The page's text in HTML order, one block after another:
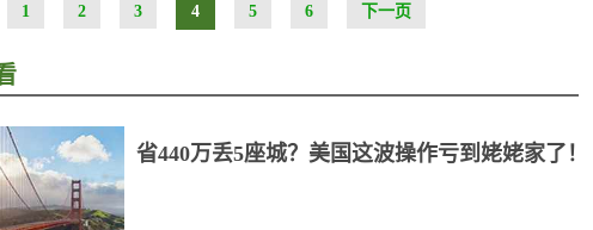
1 2 3 4 5 6 下一页
省440万丢5座城？美国这波操作亏到姥姥家了！